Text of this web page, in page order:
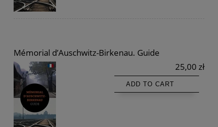
Mémorial d’Auschwitz-Birkenau. Guide
25,00 zł
ADD TO CART